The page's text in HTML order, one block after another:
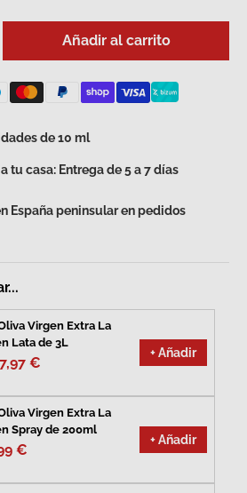
la cantidad
Añadir al carrito
de 10 ml
tu casa: Entrega de 5 a 7 días
España peninsular en pedidos
Virgen Extra La
Lata de 3L
€
+ Añadir
Virgen Extra La
Spray de 200ml
€
+ Añadir